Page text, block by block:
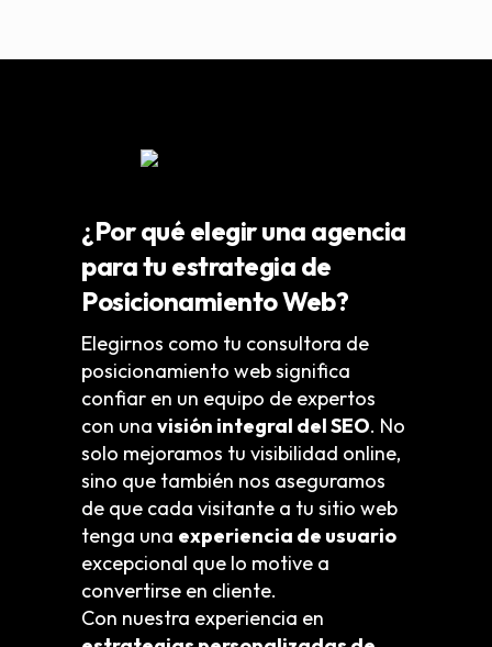
¿Por qué elegir una agencia
para tu estrategia de
Posicionamiento Web?
Elegirnos como tu consultora de
posicionamiento web significa
confiar en un equipo de expertos
con una visión integral del SEO. No
solo mejoramos tu visibilidad online,
sino que también nos aseguramos
de que cada visitante a tu sitio web
tenga una experiencia de usuario
excepcional que lo motive a
convertirse en cliente.
Con nuestra experiencia en